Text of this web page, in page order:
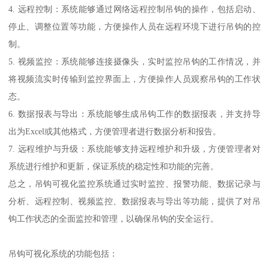
4. 远程控制：系统能够通过网络远程控制吊钩的操作，包括启动、
停止、调整位置等功能，方便操作人员在远程环境下进行吊钩的控
制。
5. 视频监控：系统能够连接摄像头，实时监控吊钩的工作情况，并
将视频流实时传输到监控界面上，方便操作人员观察吊钩的工作状
态。
6. 数据报表与导出：系统能够生成吊钩工作的数据报表，并支持导
出为Excel或其他格式，方便管理者进行数据分析和报告。
7. 远程维护与升级：系统能够支持远程维护和升级，方便管理者对
系统进行维护和更新，保证系统的稳定性和功能的完善。
总之，吊钩可视化监控系统通过实时监控、报警功能、数据记录与
分析、远程控制、视频监控、数据报表与导出等功能，提供了对吊
钩工作状态的全面监控和管理，以确保吊钩的安全运行。
吊钩可视化系统的功能包括：